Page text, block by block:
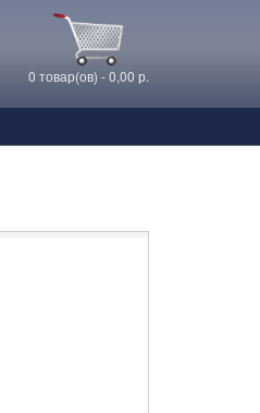
0 товар(ов) - 0,00 р.